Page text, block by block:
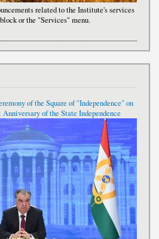
related to the Institute's services
or the "Services" menu.
of the Square of "Independence" on
of the State Independence